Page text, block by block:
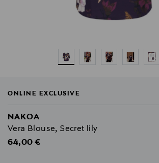
ONLINE EXCLUSIVE
NAKOA
Vera Blouse, Secret lily
Original Price
64,00 €